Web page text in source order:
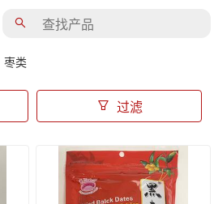
枣类
过滤